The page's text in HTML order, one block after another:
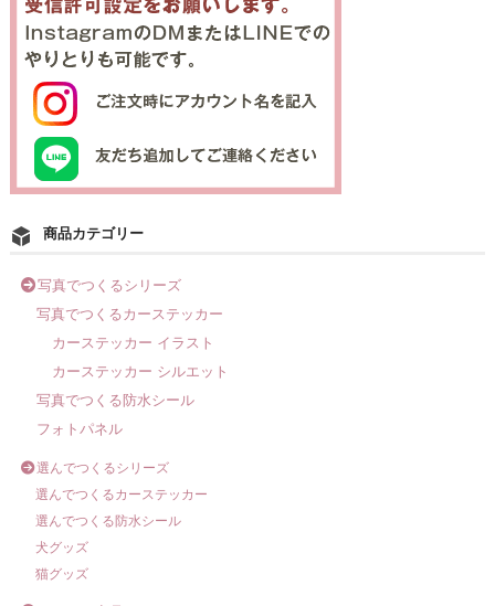
商品カテゴリー
写真でつくるシリーズ
写真でつくるカーステッカー
カーステッカー イラスト
カーステッカー シルエット
写真でつくる防水シール
フォトパネル
選んでつくるシリーズ
選んでつくるカーステッカー
選んでつくる防水シール
犬グッズ
猫グッズ